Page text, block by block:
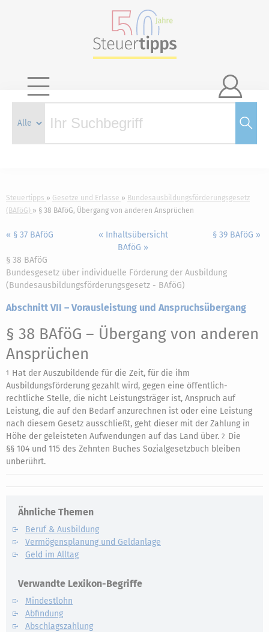

Steuertipps Gesetze und Erlasse
Bundesausbildungsförderungsgesetz
(BAföG)
§ 38 BAföG, Übergang von anderen Ansprüchen
« § 37 BAföG
« Inhaltsübersicht
BAföG »
§ 39 BAföG »
§ 38 BAföG
Bundesgesetz über individuelle Förderung der Ausbildung
(Bundesausbildungsförderungsgesetz - BAföG)
Abschnitt VII – Vorausleistung und Anspruchsübergang
§ 38 BAföG – Übergang von anderen
Ansprüchen
1 Hat der Auszubildende für die Zeit, für die ihm
Ausbildungsförderung gezahlt wird, gegen eine öffentlich-
rechtliche Stelle, die nicht Leistungsträger ist, Anspruch auf
Leistung, die auf den Bedarf anzurechnen ist oder eine Leistung
nach diesem Gesetz ausschließt, geht dieser mit der Zahlung in
Höhe der geleisteten Aufwendungen auf das Land über. 2 Die
§§ 104 und 115 des Zehnten Buches Sozialgesetzbuch bleiben
unberührt.
Ähnliche Themen
Beruf & Ausbildung
Vermögensplanung und Geldanlage
Geld im Alltag
Verwandte Lexikon-Begriffe
Mindestlohn
Abfindung
Abschlagszahlung